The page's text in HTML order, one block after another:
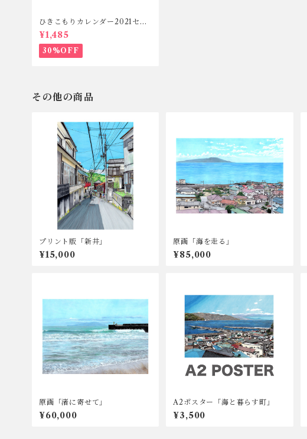
ひきこもりカレンダー2021セッ
ト
¥1,485
30%OFF
その他の商品
プリント版「新井」
¥15,000
原画「海を走る」
¥85,000
原画「渚に寄せて」
¥60,000
A2ポスター「海と暮らす町」
¥3,500